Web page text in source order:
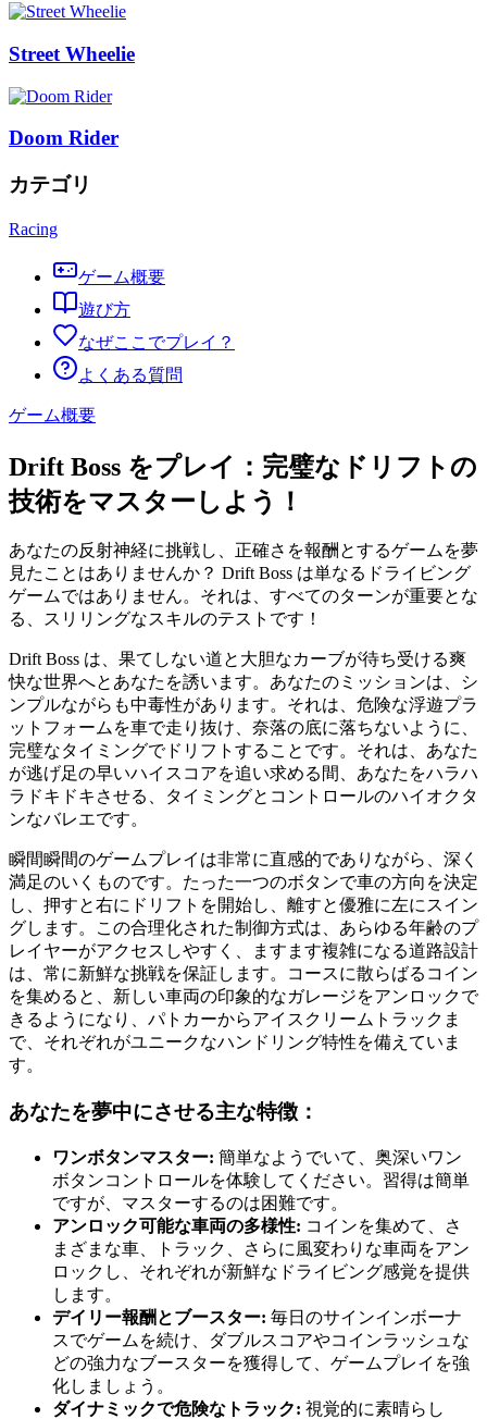
Street Wheelie
Doom Rider
カテゴリ
Racing
ゲーム概要
遊び方
なぜここでプレイ？
よくある質問
ゲーム概要
Drift Boss をプレイ：完璧なドリフトの
技術をマスターしよう！
あなたの反射神経に挑戦し、正確さを報酬とするゲームを夢
見たことはありませんか？ Drift Boss は単なるドライビング
ゲームではありません。それは、すべてのターンが重要とな
る、スリリングなスキルのテストです！
Drift Boss は、果てしない道と大胆なカーブが待ち受ける爽
快な世界へとあなたを誘います。あなたのミッションは、シ
ンプルながらも中毒性があります。それは、危険な浮遊プラ
ットフォームを車で走り抜け、奈落の底に落ちないように、
完璧なタイミングでドリフトすることです。それは、あなた
が逃げ足の早いハイスコアを追い求める間、あなたをハラハ
ラドキドキさせる、タイミングとコントロールのハイオクタ
ンなバレエです。
瞬間瞬間のゲームプレイは非常に直感的でありながら、深く
満足のいくものです。たった一つのボタンで車の方向を決定
し、押すと右にドリフトを開始し、離すと優雅に左にスイン
グします。この合理化された制御方式は、あらゆる年齢のプ
レイヤーがアクセスしやすく、ますます複雑になる道路設計
は、常に新鮮な挑戦を保証します。コースに散らばるコイン
を集めると、新しい車両の印象的なガレージをアンロックで
きるようになり、パトカーからアイスクリームトラックま
で、それぞれがユニークなハンドリング特性を備えていま
す。
あなたを夢中にさせる主な特徴：
ワンボタンマスター: 簡単なようでいて、奥深いワン
ボタンコントロールを体験してください。習得は簡単
ですが、マスターするのは困難です。
アンロック可能な車両の多様性: コインを集めて、さ
まざまな車、トラック、さらに風変わりな車両をアン
ロックし、それぞれが新鮮なドライビング感覚を提供
します。
デイリー報酬とブースター: 毎日のサインインボーナ
スでゲームを続け、ダブルスコアやコインラッシュな
どの強力なブースターを獲得して、ゲームプレイを強
化しましょう。
ダイナミックで危険なトラック: 視覚的に素晴らし